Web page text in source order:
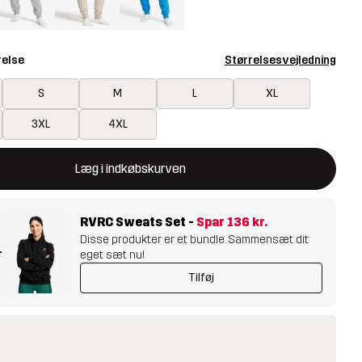
Størrelsesvejledning
S M L XL
3XL 4XL
Læg i indkøbskurven
en modal, der bekræfter en ny vare i indkøbskurven
RVRC Sweats Set - Spar 136 kr.
Disse produkter er et bundle. Sammensæt dit
eget sæt nu!
Tilføj